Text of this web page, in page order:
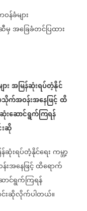
ခံများ
မှအခြေခံတင်ပြထား
းအမြန်ဆုံးရပ်တံ့နိုင်
က်အဝန်းအနေဖြင့်ထိ
းဆောင်ရွက်ကြရန်
ဆို
ဆုံးရပ်တံ့နိုင်ရေးကမ္ဘာ့
အနေဖြင့်ထိရောက်
ာင်ရွက်ကြရန်
င်းဆိုလိုက်ပါတယ်။